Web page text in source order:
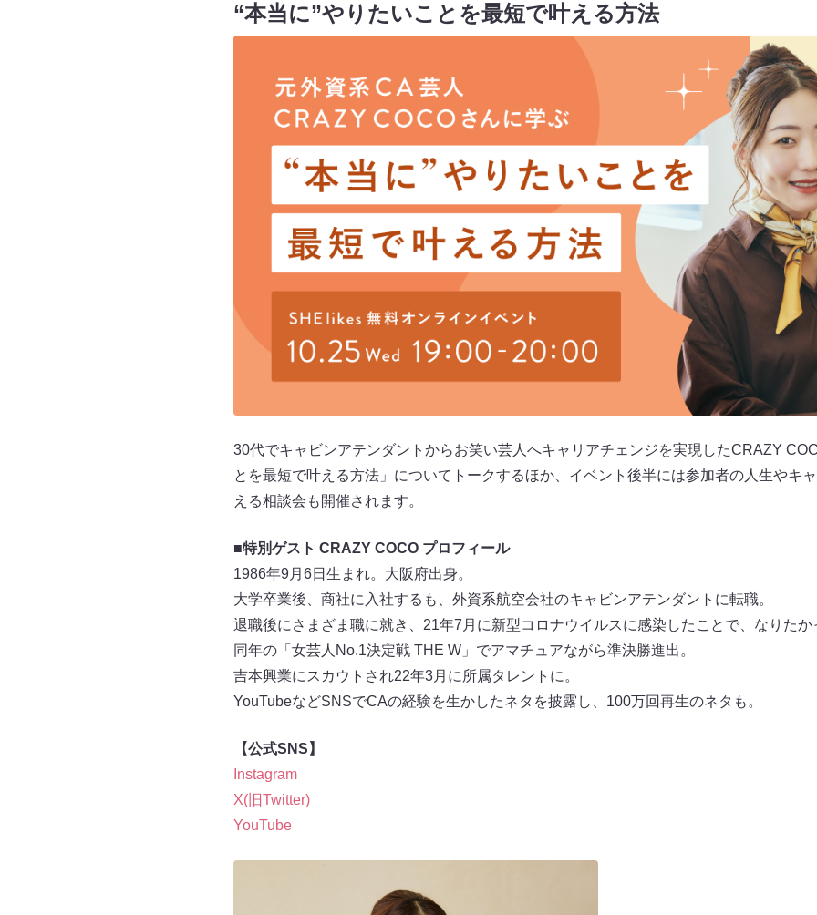
“本当に”やりたいことを最短で叶える方法
30代でキャビンアテンダントからお笑い芸人へキャリアチェンジを実現したCRAZY
とを最短で叶える方法」についてトークするほか、イベント後半には参加者の人生やキ
える相談会も開催されます。
■特別ゲスト CRAZY COCO プロフィール
1986年9月6日生まれ。大阪府出身。
大学卒業後、商社に入社するも、外資系航空会社のキャビンアテンダントに転職。
退職後にさまざま職に就き、21年7月に新型コロナウイルスに感染したことで、なりた
同年の「女芸人No.1決定戦 THE W」でアマチュアながら準決勝進出。
吉本興業にスカウトされ22年3月に所属タレントに。
YouTubeなどSNSでCAの経験を生かしたネタを披露し、100万回再生のネタも。
【公式SNS】
Instagram
X(旧Twitter)
YouTube